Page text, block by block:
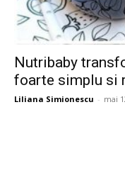
Nutribaby
foarte simplu si
Liliana Simionescu - mai